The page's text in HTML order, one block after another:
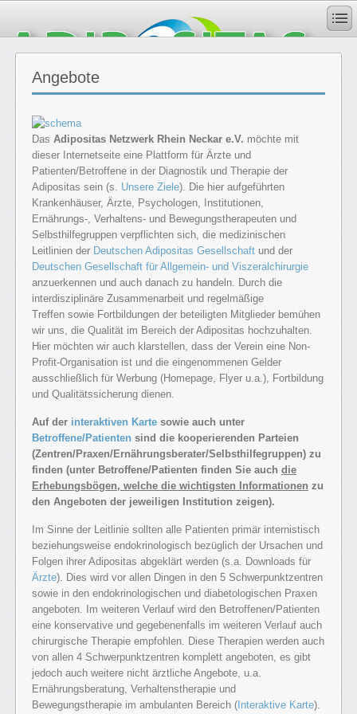
Angebote
Das Adipositas Netzwerk Rhein Neckar e.V. möchte mit
dieser Internetseite eine Plattform für Ärzte und
Patienten/Betroffene in der Diagnostik und Therapie der
Adipositas sein (s. Unsere Ziele). Die hier aufgeführten
Krankenhäuser, Ärzte, Psychologen, Institutionen,
Ernährungs-, Verhaltens- und Bewegungstherapeuten und
Selbsthilfegruppen verpflichten sich, die medizinischen
Leitlinien der Deutschen Adipositas Gesellschaft und der
Deutschen Gesellschaft für Allgemein- und Viszeralchirurgie
anzuerkennen und auch danach zu handeln. Durch die
interdisziplinäre Zusammenarbeit und regelmäßige
Treffen sowie Fortbildungen der beteiligten Mitglieder bemühen
wir uns, die Qualität im Bereich der Adipositas hochzuhalten.
Hier möchten wir auch klarstellen, dass der Verein eine Non-
Profit-Organisation ist und die eingenommenen Gelder
ausschließlich für Werbung (Homepage, Flyer u.a.), Fortbildung
und Qualitätssicherung dienen.
Auf der interaktiven Karte sowie auch unter
Betroffene/Patienten sind die kooperierenden Parteien
(Zentren/Praxen/Ernährungsberater/Selbsthilfegruppen) zu
finden (unter Betroffene/Patienten finden Sie auch die
Erhebungsbögen, welche die wichtigsten Informationen zu
den Angeboten der jeweiligen Institution zeigen).
Im Sinne der Leitlinie sollten alle Patienten primär internistisch
beziehungsweise endokrinologisch bezüglich der Ursachen und
Folgen ihrer Adipositas abgeklärt werden (s.a. Downloads für
Ärzte). Dies wird vor allen Dingen in den 5 Schwerpunktzentren
sowie in den endokrinologischen und diabetologischen Praxen
angeboten. Im weiteren Verlauf wird den Betroffenen/Patienten
eine konservative und gegebenenfalls im weiteren Verlauf auch
chirurgische Therapie empfohlen. Diese Therapien werden auch
von allen 4 Schwerpunktzentren komplett angeboten, es gibt
jedoch auch weitere nicht ärztliche Angebote, u.a.
Ernährungsberatung, Verhaltenstherapie und
Bewegungstherapie im ambulanten Bereich ( Interaktive Karte).